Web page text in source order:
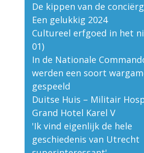
De kippen van de
Een gelukkig 2024
Cultureel erfgoed in het
01)
In de Nationale
werden een soort
gespeeld
Duitse Huis – Militair
Grand Hotel Karel V
'Ik vind eigenlijk de hele
geschiedenis van Utrecht